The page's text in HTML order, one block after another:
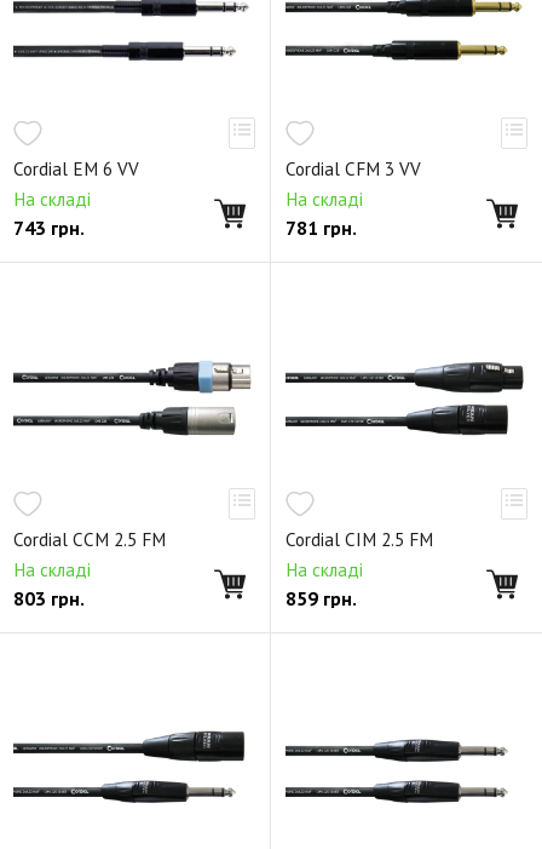
Cordial EM 6 VV
На складі
743 грн.
Cordial CFM 3 VV
На складі
781 грн.
Cordial CCM 2.5 FM
На складі
803 грн.
Cordial CIM 2.5 FM
На складі
859 грн.